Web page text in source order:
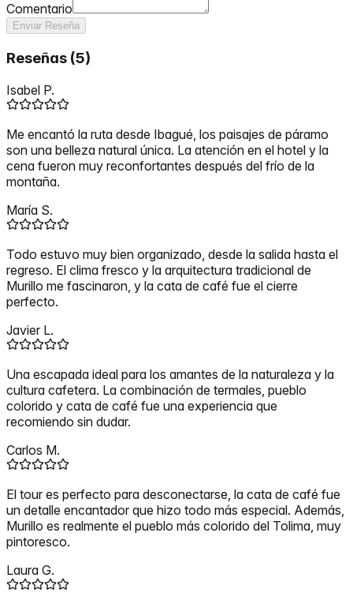
Comentario
Enviar Reseña
Reseñas (5)
Isabel P.
Me encantó la ruta desde Ibagué, los paisajes de páramo
son una belleza natural única. La atención en el hotel y la
cena fueron muy reconfortantes después del frío de la
montaña.
María S.
Todo estuvo muy bien organizado, desde la salida hasta el
regreso. El clima fresco y la arquitectura tradicional de
Murillo me fascinaron, y la cata de café fue el cierre
perfecto.
Javier L.
Una escapada ideal para los amantes de la naturaleza y la
cultura cafetera. La combinación de termales, pueblo
colorido y cata de café fue una experiencia que
recomiendo sin dudar.
Carlos M.
El tour es perfecto para desconectarse, la cata de café fue
un detalle encantador que hizo todo más especial. Además,
Murillo es realmente el pueblo más colorido del Tolima, muy
pintoresco.
Laura G.